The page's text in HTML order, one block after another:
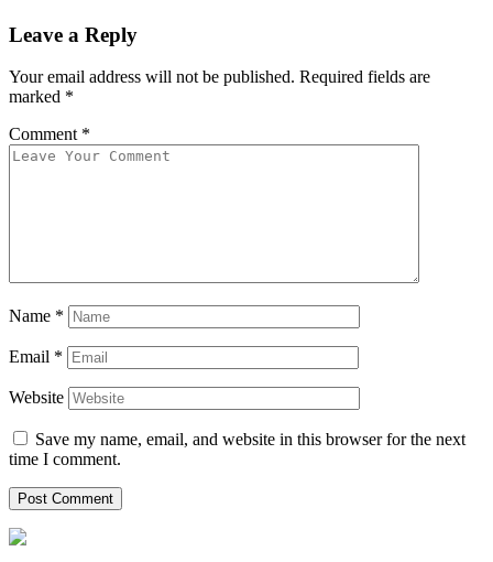
Leave a Reply
Your email address will not be published. Required fields are
marked *
Comment *
Name *
Email *
Website
Save my name, email, and website in this browser for the next
time I comment.